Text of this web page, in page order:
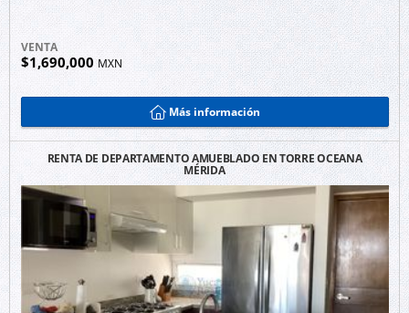
VENTA
$1,690,000 MXN
Más información
RENTA DE DEPARTAMENTO AMUEBLADO EN TORRE OCEANA
MÉRIDA